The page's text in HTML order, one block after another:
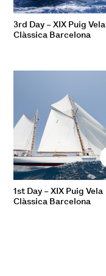
3rd Day – XIX Puig Vela
Clàssica Barcelona
1st Day – XIX Puig Vela
Clàssica Barcelona